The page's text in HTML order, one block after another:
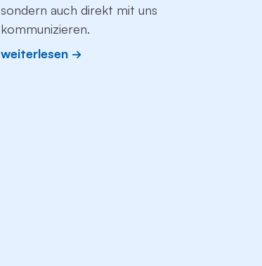
sondern auch direkt mit uns
kommunizieren.
weiterlesen